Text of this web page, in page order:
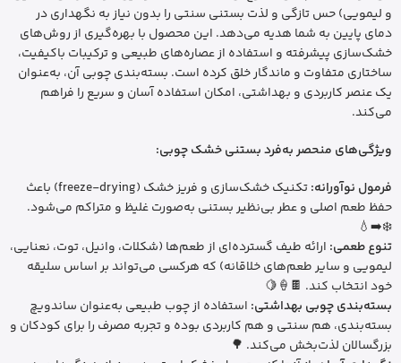
و لیمویی) حس تازگی و لذت بستنی سنتی را بدون نیاز به نگهداری در
دمای پایین به شما هدیه می‌دهد. این محصول با بهره‌گیری از روش‌های
خشک‌سازی پیشرفته و استفاده از عصاره‌های طبیعی و ترکیبات باکیفیت،
ساختاری متفاوت و ماندگار خلق کرده است. بسته‌بندی چوبی آن، به‌عنوان
یک عنصر کاربردی و بهداشتی، امکان استفاده آسان و سریع را فراهم
می‌کند.
ویژگی‌های منحصر به‌فرد بستنی خشک چوبی:
فرمول نوآورانه:
تکنیک خشک‌سازی و فریز خشک (freeze-drying) باعث
حفظ طعم اصلی و عطر بی‌نظیر بستنی به‌صورت غلیظ و متراکم می‌شود.
❄️➡️💧
تنوع طعمی: ارائه طیف گسترده‌ای از طعم‌ها (شکلات، وانیل، توت، نعنایی،
لیمویی و سایر طعم‌های خلاقانه) که هرکسی می‌تواند بر اساس سلیقه
خود انتخاب کند. 🍫🍦🍋
بسته‌بندی چوبی بهداشتی: استفاده از چوب طبیعی به‌عنوان ساندویچ
بسته‌بندی، هم سنتی و هم کاربردی بوده و تجربه مصرف را برای کودکان و
بزرگسالان لذت‌بخش می‌کند. 🌳